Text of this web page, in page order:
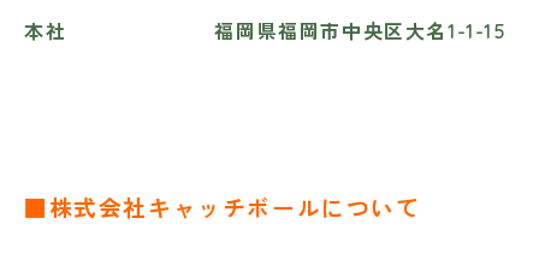
本社 福岡県福岡市中央区大名1-1-15
■株式会社キャッチボールについて